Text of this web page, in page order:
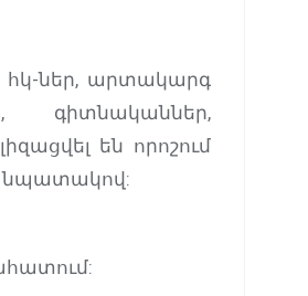
հկ-ներ, արտակարգ
գիտնականներ,
են որոշում
նպատակով: